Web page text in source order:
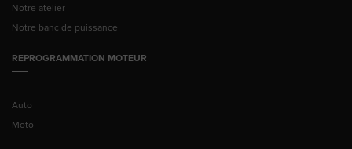
Notre atelier
Notre banc de puissance
REPROGRAMMATION MOTEUR
Auto
Moto